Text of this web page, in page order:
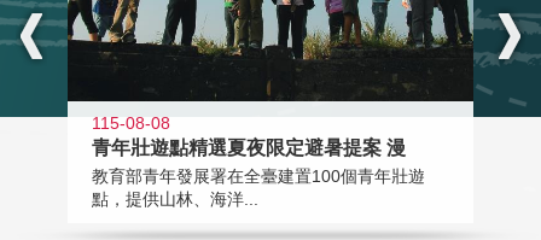
115-08-08
青年壯遊點精選夏夜限定避暑提案 漫
教育部青年發展署在全臺建置100個青年壯遊
點，提供山林、海洋...